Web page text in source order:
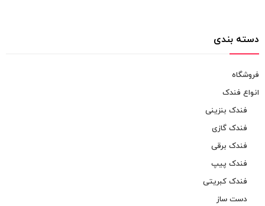
دسته بندی
فروشگاه
انواع فندک
فندک بنزینی
فندک گازی
فندک برقی
فندک پیپ
فندک کبریتی
دست ساز